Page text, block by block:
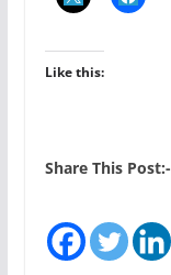
Like this:
Share This Post:-